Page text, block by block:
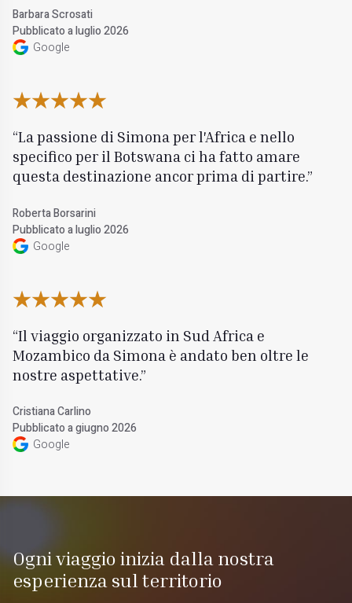
Barbara Scrosati
Pubblicato a luglio 2026
Google
La passione di Simona per l'Africa e nello
specifico per il Botswana ci ha fatto amare
questa destinazione ancor prima di partire.
Roberta Borsarini
Pubblicato a luglio 2026
Google
Il viaggio organizzato in Sud Africa e
Mozambico da Simona è andato ben oltre le
nostre aspettative.
Cristiana Carlino
Pubblicato a giugno 2026
Google
Ogni viaggio inizia dalla nostra
esperienza sul territorio